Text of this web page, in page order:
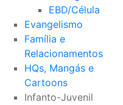
EBD/Célula
Evangelismo
Família e
Relacionamentos
HQs, Mangás e
Cartoons
Infanto-Juvenil